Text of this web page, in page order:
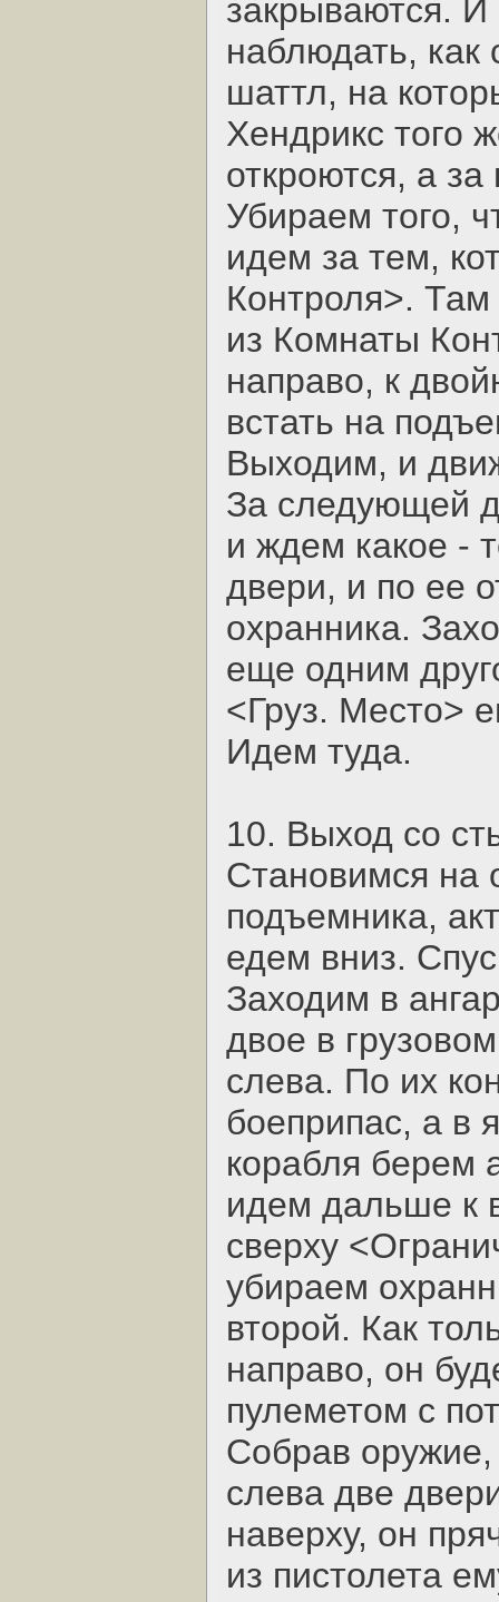
закрываются.
наблюдать, как
шаттл, на
Хендрикс того
откроются, а
Убираем того,
идем за тем,
Контроля>.
из Комнаты
направо, к
встать на
Выходим, и
За следующей
и ждем какое -
двери, и по ее
охранника.
еще одним
<Груз. Место>
Идем туда.
10. Выход со
Становимся
подъемника,
едем вниз.
Заходим в
двое в
слева. По их
боеприпас, а в
корабля берем
идем дальше к
сверху
убираем
второй. Как
направо, он
пулеметом с
Собрав
слева две
наверху, он
из пистолета